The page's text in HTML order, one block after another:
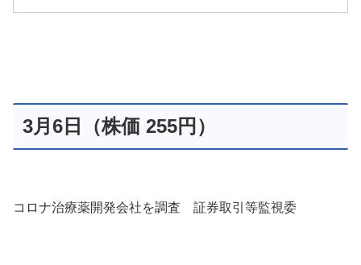
3月6日（株価 255円）
コロナ治療薬開発会社を調査 証券取引等監視委